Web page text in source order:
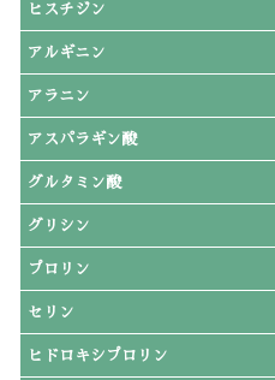
ヒスチジン
アルギニン
アラニン
アスパラギン酸
グルタミン酸
グリシン
プロリン
セリン
ヒドロキシプロリン